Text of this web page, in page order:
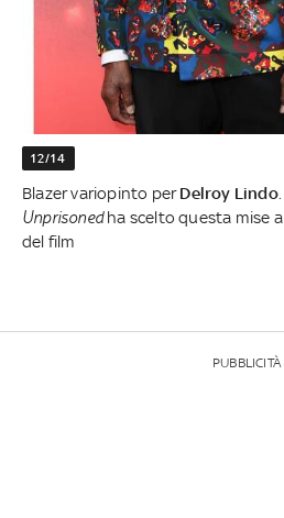
12/14
Blazer variopinto perDelroy Lindo
Unprisonedha scelto questa mise
del film
PUBBLICITÀ